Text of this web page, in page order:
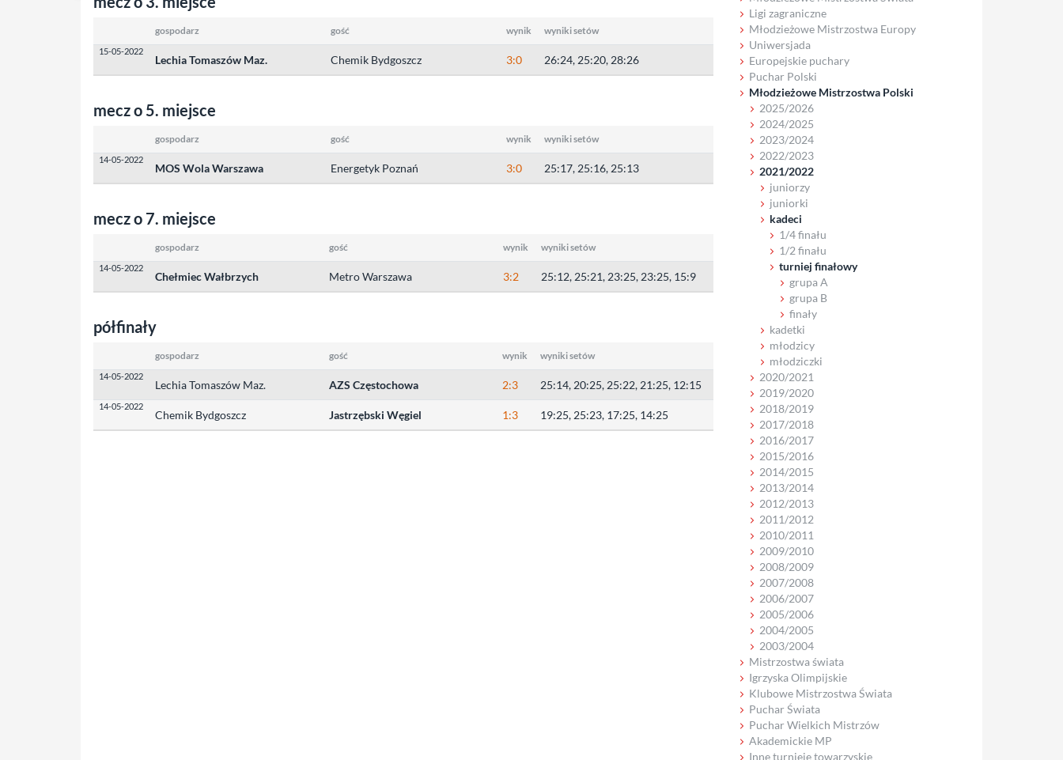
gospodarz gość wynik wyniki setów
15-05-2022
Lechia Tomaszów Maz. Chemik Bydgoszcz 3:0 26:24, 25:20, 28:26
mecz o 5. miejsce
gospodarz gość wynik wyniki setów
14-05-2022
MOS Wola Warszawa Energetyk Poznań 3:0 25:17, 25:16, 25:13
mecz o 7. miejsce
gospodarz gość wynik wyniki setów
14-05-2022
Chełmiec Wałbrzych Metro Warszawa 3:2 25:12, 25:21, 23:25, 23:25, 15:9
półfinały
gospodarz gość wynik wyniki setów
14-05-2022
Lechia Tomaszów Maz. AZS Częstochowa 2:3 25:14, 20:25, 25:22, 21:25, 12:15
14-05-2022
Chemik Bydgoszcz Jastrzębski Węgiel 1:3 19:25, 25:23, 17:25, 14:25
Ligi zagraniczne
Młodzieżowe Mistrzostwa Europy
Uniwersjada
Europejskie puchary
Puchar Polski
Młodzieżowe Mistrzostwa Polski
2025/2026
2024/2025
2023/2024
2022/2023
2021/2022
juniorzy
juniorki
kadeci
1/4 finału
1/2 finału
turniej finałowy
grupa A
grupa B
finały
kadetki
młodzicy
młodziczki
2020/2021
2019/2020
2018/2019
2017/2018
2016/2017
2015/2016
2014/2015
2013/2014
2012/2013
2011/2012
2010/2011
2009/2010
2008/2009
2007/2008
2006/2007
2005/2006
2004/2005
2003/2004
Mistrzostwa świata
Igrzyska Olimpijskie
Klubowe Mistrzostwa Świata
Puchar Świata
Puchar Wielkich Mistrzów
Akademickie MP
Inne turnieje towarzyskie